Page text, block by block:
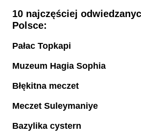
10 najczęściej
Polsce:
Pałac Topkapi
Muzeum Hagia Sophia
Błękitna meczet
Meczet Suleymaniye
Bazylika cystern